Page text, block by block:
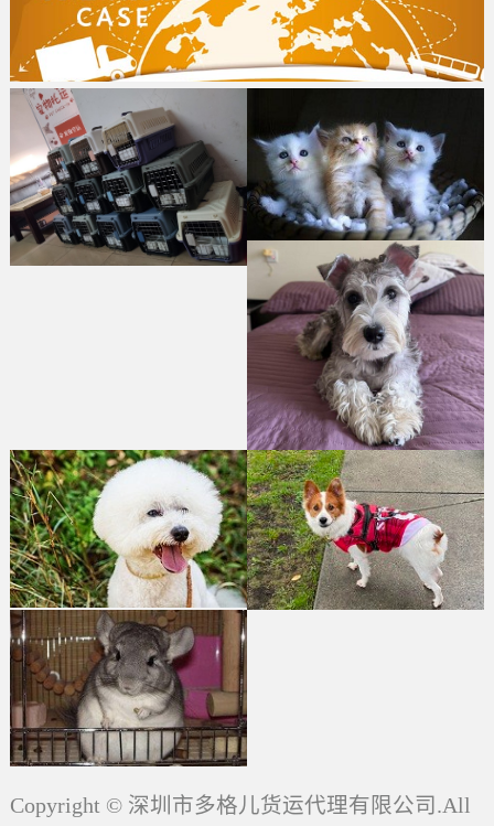
Copyright © 深圳市多格儿货运代理有限公司.All